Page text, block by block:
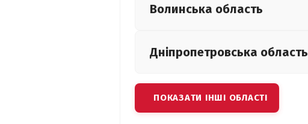
Волинська область
Дніпропетровська область
ПОКАЗАТИ ІНШІ ОБЛАСТІ